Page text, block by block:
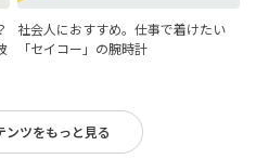
社会人におすすめ。仕事で着けたい
「セイコー」の腕時計
ンツをもっと見る